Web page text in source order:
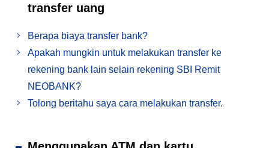
transfer uang
Berapa biaya transfer bank?
Apakah mungkin untuk melakukan transfer ke
rekening bank lain selain rekening SBI Remit
NEOBANK?
Tolong beritahu saya cara melakukan transfer.